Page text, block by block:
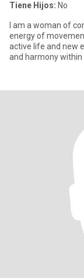
Tiene Hijos: No
I am a woman of
energy of
active life and new
and harmony